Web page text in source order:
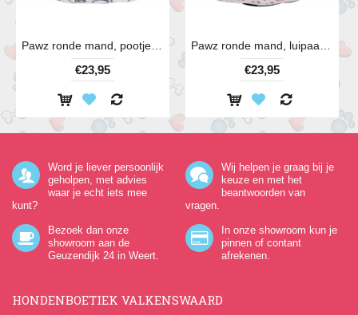
€23,95 €23,95
Word je liever persoonlijk
geholpen, met advies
waar je echt iets mee
kunt?
Wij helpen je graag bij je
keuze en met het
beantwoorden van
vragen.
Bezoek dan onze
showroom aan de
Geuzendijk 24 in Weert.
In onze showroom kun je
pinnen of contant
afrekenen.
HONDENBOETIEK VALKENSWAARD